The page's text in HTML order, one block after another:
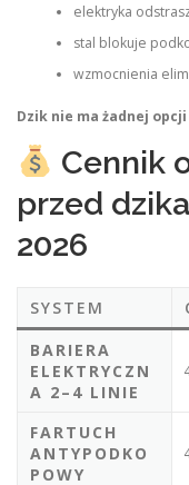
elektryka
stal blokuje
wzmocnienia
Dzik nie ma żadnej
Cennik
przed
2026
SYSTEM
BARIERA
ELEKTRYCZN
A 2–4 LINIE
FARTUCH
ANTYPODKO
POWY